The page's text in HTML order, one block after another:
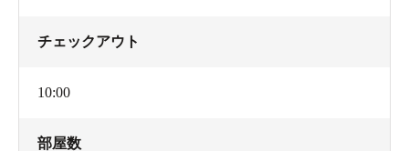
チェックアウト
10:00
部屋数